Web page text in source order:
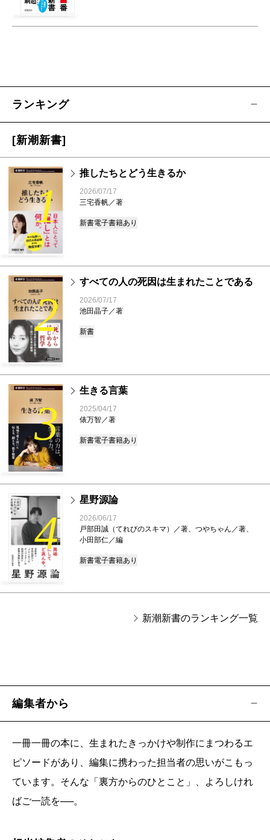
ランキング
[新潮新書]
1
推したちとどう生きるか
2026/07/17
三宅香帆／著
新書電子書籍あり
2
すべての人の死因は生まれたことである
2026/07/17
池田晶子／著
新書
3
生きる言葉
2025/04/17
俵万智／著
新書電子書籍あり
4
星野源論
2026/06/17
戸部田誠（てれびのスキマ）／著、つやちゃん／著、
小田部仁／編
新書電子書籍あり
新潮新書のランキング一覧
編集者から
一冊一冊の本に、生まれたきっかけや制作にまつわるエ
ピソードがあり、編集に携わった担当者の思いがこもっ
ています。そんな「裏方からのひとこと」、よろしけれ
ばご一読を──。